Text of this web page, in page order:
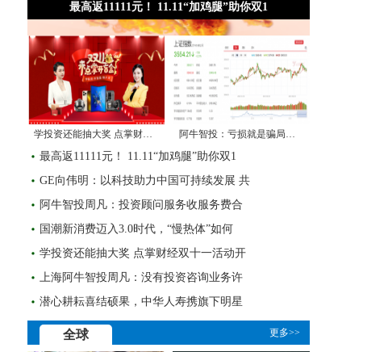
最高返11111元！ 11.11“加鸡腿”助你双1
学投资还能抽大奖 点掌财经双十一活动开 阿牛智投：亏损就是骗局？如何正确看待
最高返11111元！ 11.11“加鸡腿”助你双1
GE向伟明：以科技助力中国可持续发展 共
阿牛智投周凡：投资顾问服务收服务费合
国潮新消费迈入3.0时代，“慢热体”如何
学投资还能抽大奖 点掌财经双十一活动开
上海阿牛智投周凡：没有投资咨询业务许
潜心耕耘喜结硕果，中华人寿携旗下明星
全球 更多>>